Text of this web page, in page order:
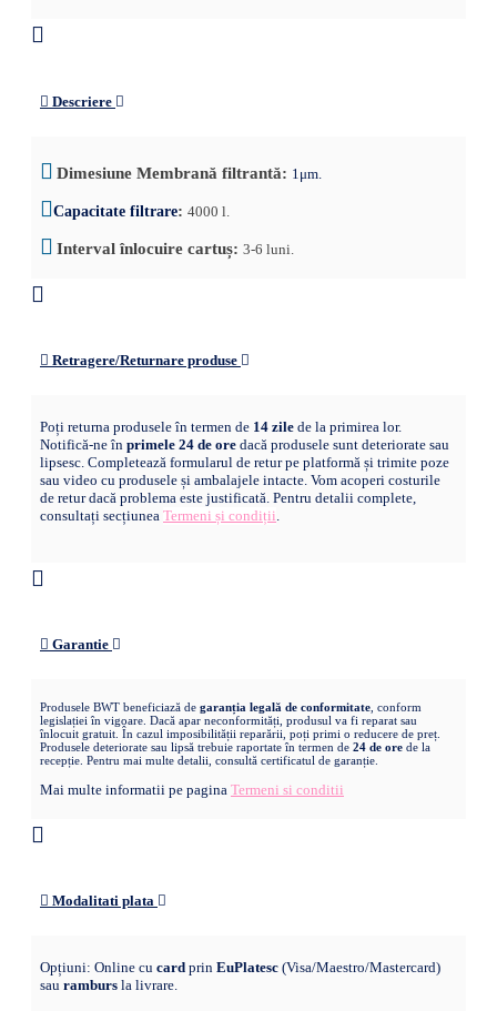
Descriere
Dimesiune Membrană filtrantă: 1μm.
Capacitate filtrare: 4000 l.
Interval înlocuire cartuș: 3-6 luni.
Retragere/Returnare produse
Poți returna produsele în termen de 14 zile de la primirea lor.
Notifică-ne în primele 24 de ore dacă produsele sunt deteriorate sau
lipsesc. Completează formularul de retur pe platformă și trimite poze
sau video cu produsele și ambalajele intacte. Vom acoperi costurile
de retur dacă problema este justificată. Pentru detalii complete,
consultați secțiunea Termeni și condiții
Garantie
Produsele BWT beneficiază de garanția legală de conformitate , conform
legislației în vigoare. Dacă apar neconformități, produsul va fi reparat sau
înlocuit gratuit. În cazul imposibilității reparării, poți primi o reducere de preț.
Produsele deteriorate sau lipsă trebuie raportate în termen de 24 de ore de la
recepție. Pentru mai multe detalii, consultă certificatul de garanție.
Mai multe informatii pe pagina Termeni si conditii
Modalitati plata
Opțiuni: Online cu card prin EuPlatesc (Visa/Maestro/Mastercard)
sau ramburs la livrare.